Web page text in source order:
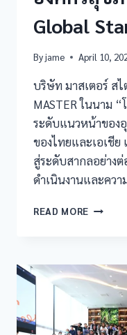
Global
Byjame April 10,
บริษัท มาสเตอร์ ส
MASTER ในนาม
ระดับแนวหน้าของ
ของไทยและเอเชีย
สู่ระดับสากลอย่าง
ดำเนินงานและคว
READ MORE